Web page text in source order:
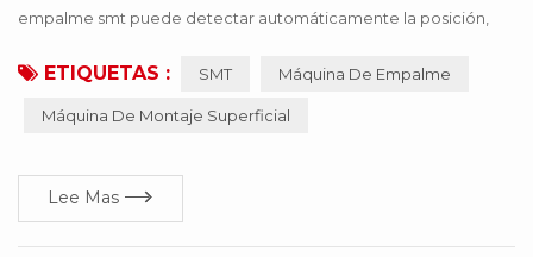
empalme smt puede detectar automáticamente la posición,
con la cinta. La máquina empalmadora SMT es fácil de operar,
mejora la eficiencia del consumo. profesional para línea de
ETIQUETAS : SMT Máquina De Empalme
Máquina De Montaje Superficial
Lee Mas